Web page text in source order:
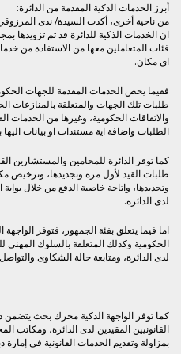
أبرز الخدمات الذكية المقدمة من الدائرة:
من ناحية أخرى، أكدت السيدة/ ندى
ان الخدمات الذكية للدائرة قد تم تزويدها
فئات المتعاملين معها من الاستفادة من
اي مكان.
ففيما يخص الخدمات المقدمة للجهات
طلبات تلك الجهات والمتعلقة بالمنازعات
والاتفاقات الحكومية، وغيرها من الخدمات
الطلبات واضافة اية مستندات او بيانات
كما توفر الدائرة للمحامين والمستشارين
طلبات القيد لأول مرة وتجديدها، وترخيص
وتجديدها، واتاحة خاصية الدفع من خلال بوابة
لدى الدائرة.
اما فيما يتعلق بفئة الجمهور، فتوفر
الحكومية وكذلك المتعلقة بالسلوك المهني
لدى الدائرة، ومتابعة حالة الشكاوى
كما توفر الواجهة الذكية محرك بحث يتضمن
القانونيين المقيدين لدى الدائرة، ومكاتب
بمزاولة وتقديم الخدمات القانونية في إمارة